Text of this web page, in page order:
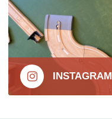
INSTAGRAM